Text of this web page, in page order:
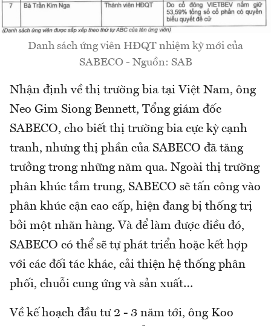
Danh sách ứng viên HĐQT nhiệm kỳ mới của
SABECO - Nguồn: SAB
Nhận định về thị trường bia tại Việt Nam, ông
Neo Gim Siong Bennett, Tổng giám đốc
SABECO, cho biết thị trường bia cực kỳ cạnh
tranh, nhưng thị phần của SABECO đã tăng
trưởng trong những năm qua. Ngoài thị trường
phân khúc tầm trung, SABECO sẽ tấn công vào
phân khúc cận cao cấp, hiện đang bị thống trị
bởi một nhãn hàng. Và để làm được điều đó,
SABECO có thể sẽ tự phát triển hoặc kết hợp
với các đối tác khác, cải thiện hệ thống phân
phối, chuỗi cung ứng và sản xuất…
Về kế hoạch đầu tư 2 - 3 năm tới, ông Koo